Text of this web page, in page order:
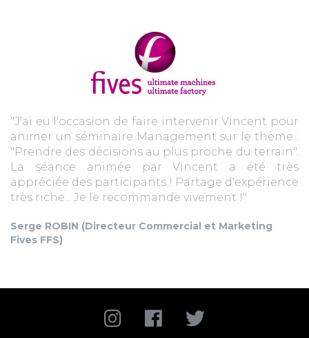
"J'ai eu l'occasion de faire intervenir Vincent pour
animer un séminaire Management sur le thème :
"Prendre des décisions au plus proche du terrain".
La séance animée par Vincent a été très
appréciée des participants ! Partage d'expérience
très riche... Je le recommande vivement !"
Serge ROBIN (Directeur Commercial et Marketing
Fives FFS)